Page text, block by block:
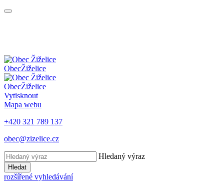
ObecŽiželice
ObecŽiželice
Vytisknout
Mapa webu
+420 321 789 137
obec@zizelice.cz
Hledaný výraz
Hledat
rozšířené vyhledávání